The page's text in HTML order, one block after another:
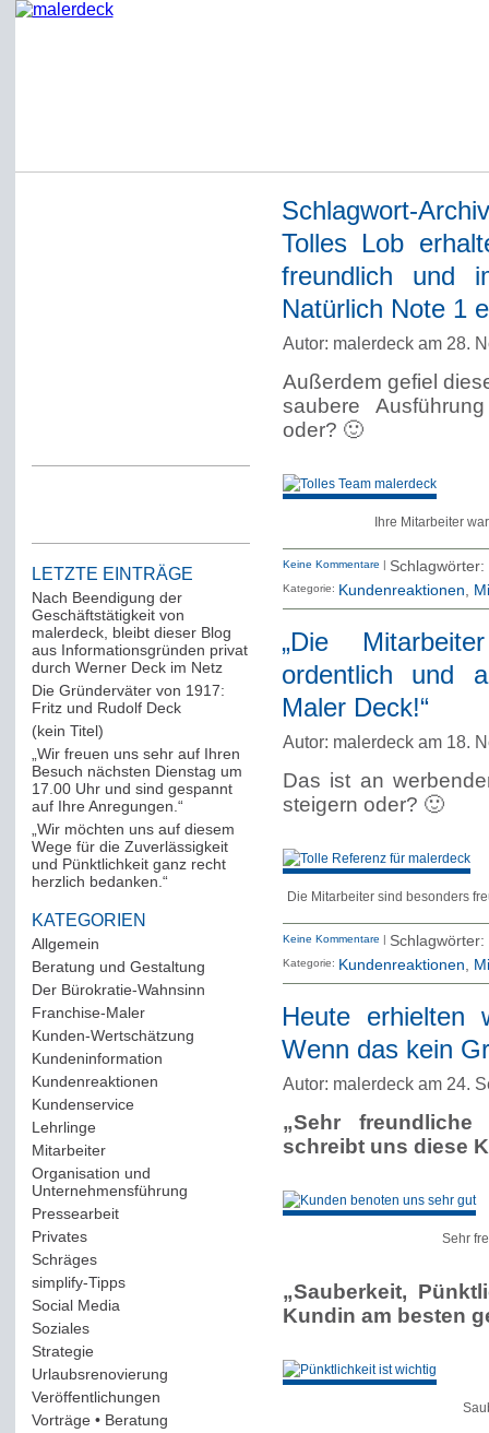
LETZTE EINTRÄGE
Nach Beendigung der
Geschäftstätigkeit von
malerdeck, bleibt dieser Blog
aus Informationsgründen privat
durch Werner Deck im Netz
Die Gründerväter von 1917:
Fritz und Rudolf Deck
(kein Titel)
„Wir freuen uns sehr auf Ihren
Besuch nächsten Dienstag um
17.00 Uhr und sind gespannt
auf Ihre Anregungen.“
„Wir möchten uns auf diesem
Wege für die Zuverlässigkeit
und Pünktlichkeit ganz recht
herzlich bedanken.“
KATEGORIEN
Allgemein
Beratung und Gestaltung
Der Bürokratie-Wahnsinn
Franchise-Maler(42)
Kunden-Wertschätzung
Kundeninformation
Kundenreaktionen
Kundenservice(178)
Lehrlinge(54)
Mitarbeiter(163)
Organisation und
Unternehmensführung
Pressearbeit(12)
Privates(193)
Schräges(161)
simplify-Tipps(123)
Social Media
Soziales(37)
Strategie(220)
Urlaubsrenovierung
Veröffentlichungen
Vorträge • Beratung
Schlagwort-
Tolles Lob
freundlich und
Natürlich Note 1
Autor: malerdeck am 28.
Außerdem gefiel
saubere
oder? 🙂
Ihre Mitarbeiter
Keine Kommentare | Schlagwörter:
Kategorie: Kundenreaktionen
„Die
ordentlich und
Maler Deck!“
Autor: malerdeck am 18.
Das ist an
steigern oder? 🙂
Die Mitarbeiter sind besonders
Keine Kommentare | Schlagwörter:
Kategorie: Kundenreaktionen
Heute
Wenn das kein
Autor: malerdeck am 24.
„Sehr
schreibt uns diese
Sehr
„Sauberkeit,
Kundin am besten